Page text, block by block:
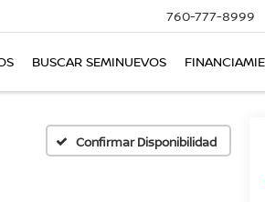
760-777-8999
BUSCAR SEMINUEVOS
Confirmar Disponibilidad